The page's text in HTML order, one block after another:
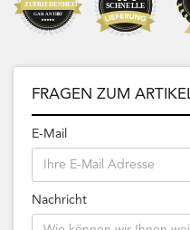
FRAGEN ZUM
E-Mail
Nachricht